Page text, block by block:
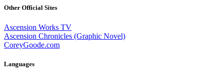
Other Official Sites
Ascension Works TV
Ascension Chronicles (Graphic Novel)
CoreyGoode.com
Languages